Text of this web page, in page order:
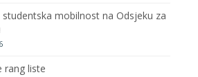
studentska mobilnost na Odsjeku za
rang liste